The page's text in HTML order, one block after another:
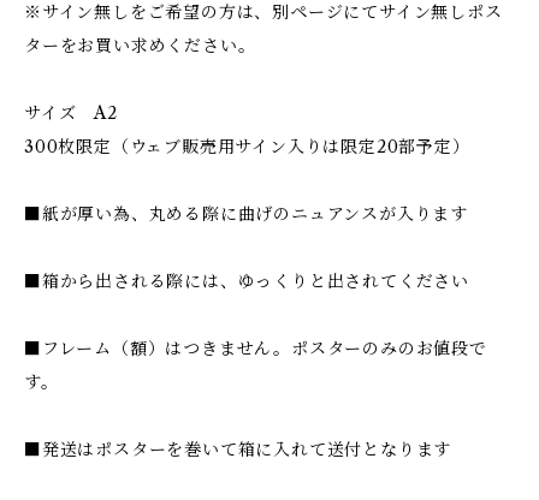
※サイン無しをご希望の方は、別ページにてサイン無しポス
ターをお買い求めください。
サイズ A2
300枚限定（ウェブ販売用サイン入りは限定20部予定）
■紙が厚い為、丸める際に曲げのニュアンスが入ります
■箱から出される際には、ゆっくりと出されてください
■フレーム（額）はつきません。ポスターのみのお値段で
す。
■発送はポスターを巻いて箱に入れて送付となります